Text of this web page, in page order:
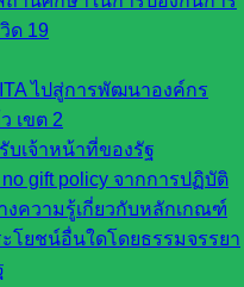
ด 19
ไปสู่การพัฒนาองค์กร
เขต 2
บเจ้าหน้าที่ของรัฐ
gift policy จากการปฏิบัติ
งความรู้เกี่ยวกับหลักเกณฑ์
โยชน์อื่นใดโดยธรรมจรรยา